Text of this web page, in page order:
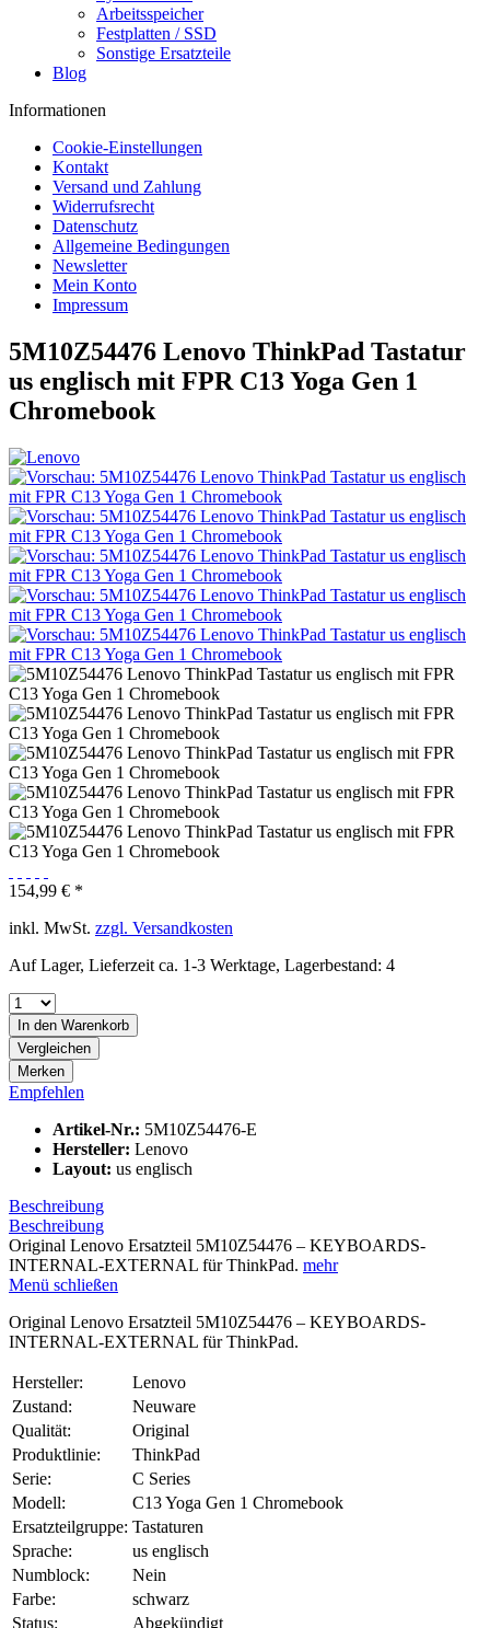
Arbeitsspeicher
Festplatten / SSD
Sonstige Ersatzteile
Blog
Informationen
Cookie-Einstellungen
Kontakt
Versand und Zahlung
Widerrufsrecht
Datenschutz
Allgemeine Bedingungen
Newsletter
Mein Konto
Impressum
5M10Z54476 Lenovo ThinkPad Tastatur
us englisch mit FPR C13 Yoga Gen 1
Chromebook
154,99 € *
inkl. MwSt. zzgl. Versandkosten
Auf Lager, Lieferzeit ca. 1-3 Werktage, Lagerbestand: 4
In den Warenkorb
Vergleichen
Merken
Empfehlen
Artikel-Nr.: 5M10Z54476-E
Hersteller: Lenovo
Layout: us englisch
Beschreibung
Beschreibung
Original Lenovo Ersatzteil 5M10Z54476 – KEYBOARDS-
INTERNAL-EXTERNAL für ThinkPad. mehr
Menü schließen
Original Lenovo Ersatzteil 5M10Z54476 – KEYBOARDS-
INTERNAL-EXTERNAL für ThinkPad.
Hersteller:
Lenovo
Zustand:
Neuware
Qualität:
Original
Produktlinie:
ThinkPad
Serie:
C Series
Modell:
C13 Yoga Gen 1 Chromebook
Ersatzteilgruppe: Tastaturen
Sprache:
us englisch
Numblock:
Nein
Farbe:
schwarz
Status:
Abgekündigt